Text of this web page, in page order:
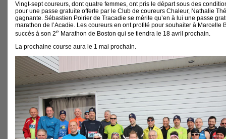
Vingt-sept coureurs, dont quatre femmes, ont pris le départ sous des
pour une passe gratuite offerte par le Club de coureurs Chaleur, Nathalie
gagnante. Sébastien Poirier de Tracadie se mérite qu’en à lui une passe
marathon de l’Acadie. Les coureurs en ont profité pour souhaiter à Marcelle
succès à son 2e Marathon de Boston qui se tiendra le 18 avril prochain.
La prochaine course aura le 1 mai prochain.